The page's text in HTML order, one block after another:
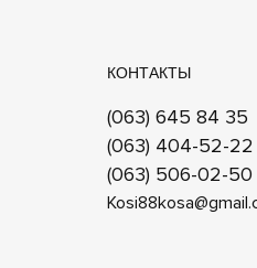
КОНТАКТЫ
(063) 645 84 35
(063) 404-52-22
(063) 506-02-50